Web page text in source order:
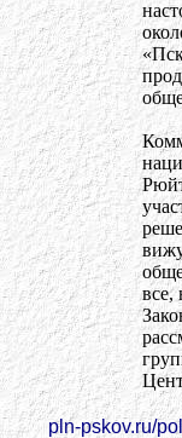
все,
pln-pskov.ru/